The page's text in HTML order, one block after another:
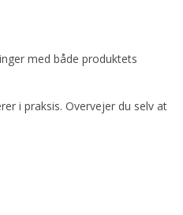
med både produktets
i praksis. Overvejer du selv at